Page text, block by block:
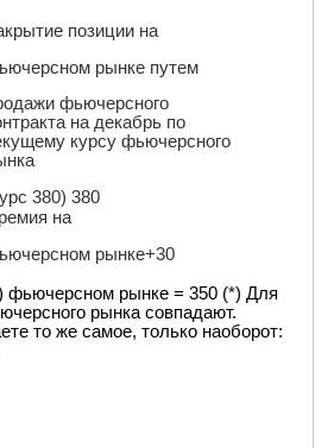
позиции на
рынке путем
фьючерсного
на декабрь по
курсу фьючерсного
380) 380
на
рынке+30
фьючерсном рынке = 350 (*) Для
рынка совпадают.
то же самое, только наоборот: